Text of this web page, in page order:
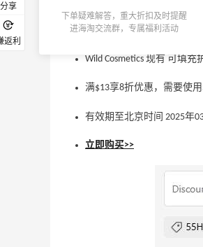
Wild Cosmetics 现有 可填
满$13享8折优惠，需要使用
有效期至北京时间 2025年03
立即购买>>
分享
返利
下单疑难解答，重大折扣及时提醒
进海淘交流群，专属福利活动